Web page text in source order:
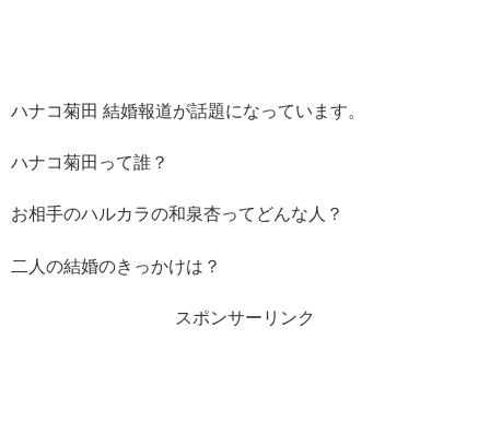
ハナコ菊田 結婚報道が話題になっています。
ハナコ菊田って誰？
お相手のハルカラの和泉杏ってどんな人？
二人の結婚のきっかけは？
スポンサーリンク